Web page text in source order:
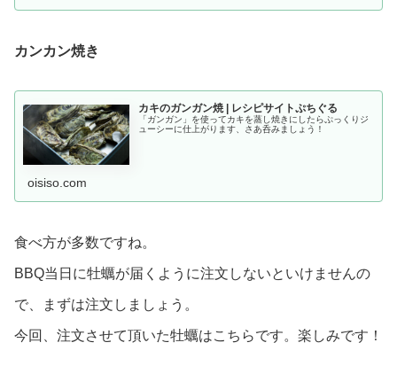
カンカン焼き
カキのガンガン焼 | レシピサイトぷちぐる
「ガンガン」を使ってカキを蒸し焼きにしたらぷっくりジ
ューシーに仕上がります、さあ呑みましょう！
oisiso.com
食べ方が多数ですね。
BBQ当日に牡蠣が届くように注文しないといけませんの
で、まずは注文しましょう。
今回、注文させて頂いた牡蠣はこちらです。楽しみです！